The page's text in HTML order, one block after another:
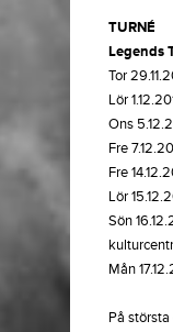
TURNÉ
Legends
Tor
Lör
Ons
Fre
Fre
Lör
Sön
Mån
På